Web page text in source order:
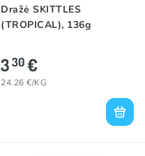
Dražė SKITTLES
(TROPICAL), 136g
330€
24.26 €/KG